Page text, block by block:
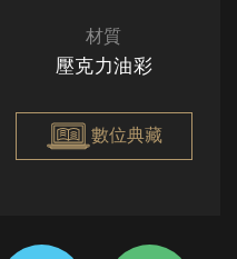
材質
壓克力油彩
數位典藏